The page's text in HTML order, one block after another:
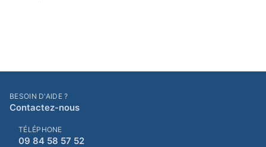
BESOIN D'AIDE ?
Contactez-nous
TÉLÉPHONE
09 84 58 57 52